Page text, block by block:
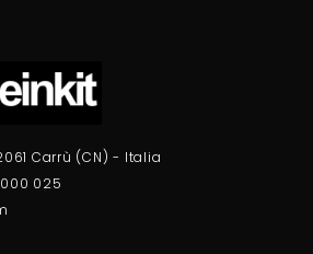
Carrù (CN) - Italia
025